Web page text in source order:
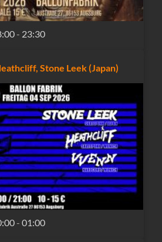
- 23:30
Stone Leek (Japan)
-01:00